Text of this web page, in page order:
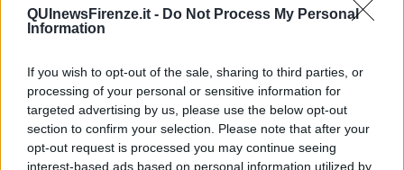
QUInewsFirenze.it - Do Not Process My Personal
Information
If you wish to opt-out of the sale, sharing to third parties, or
processing of your personal or sensitive information for
targeted advertising by us, please use the below opt-out
section to confirm your selection. Please note that after your
opt-out request is processed you may continue seeing
interest-based ads based on personal information utilized by
sostituiti mentre 13 alberi presenti nella zona della piazza
corrispondente all’ingresso con via Puccinotti sono stati oggetto di
conservazione.
La piazza nel suo assetto definitivo avrà34 alberi in più rispetto
agli attuali. I nuovi alberi piantati avranno una circonferenza
minima di 18-20 cm, secondo una griglia d’impianto di 8 per 8
metri, in grado di garantire lo sviluppo pieno e armonico delle
chiome dei pini. L’assetto definitivo dell’impianto arboreo della